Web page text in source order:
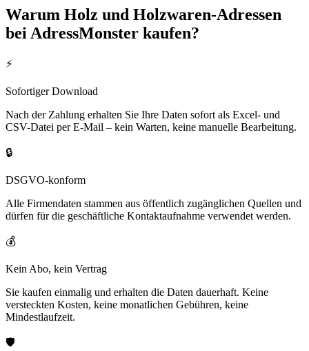
Warum Holz und Holzwaren-Adressen
bei AdressMonster kaufen?
⚡
Sofortiger Download
Nach der Zahlung erhalten Sie Ihre Daten sofort als Excel- und
CSV-Datei per E-Mail – kein Warten, keine manuelle Bearbeitung.
🔒
DSGVO-konform
Alle Firmendaten stammen aus öffentlich zugänglichen Quellen und
dürfen für die geschäftliche Kontaktaufnahme verwendet werden.
💰
Kein Abo, kein Vertrag
Sie kaufen einmalig und erhalten die Daten dauerhaft. Keine
versteckten Kosten, keine monatlichen Gebühren, keine
Mindestlaufzeit.
🛡️